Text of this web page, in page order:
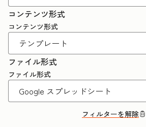
コンテンツ形式
コンテンツ形式
ファイル形式
ファイル形式
フィルターを解除